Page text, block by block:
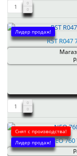
Лидер продаж!
RST R047
Снят с производства!
Лидер продаж!NEO 760